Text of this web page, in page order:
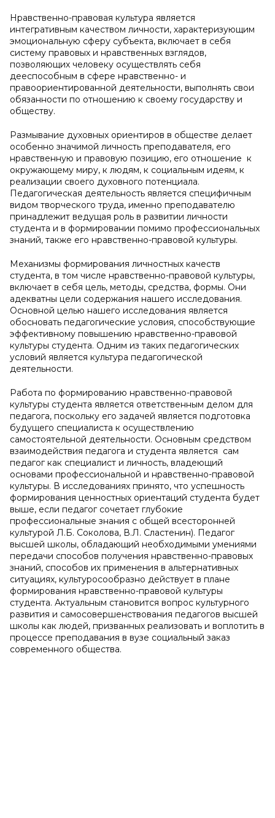
Нравственно-правовая культура является
интегративным качеством личности, характеризующим
эмоциональную сферу субъекта, включает в себя
систему правовых и нравственных взглядов,
позволяющих человеку осуществлять себя
дееспособным в сфере нравственно- и
правоориентированной деятельности, выполнять свои
обязанности по отношению к своему государству и
обществу.
Размывание духовных ориентиров в обществе делает
особенно значимой личность преподавателя, его
нравственную и правовую позицию, его отношение к
окружающему миру, к людям, к социальным идеям, к
реализации своего духовного потенциала.
Педагогическая деятельность является специфичным
видом творческого труда, именно преподавателю
принадлежит ведущая роль в развитии личности
студента и в формировании помимо профессиональных
знаний, также его нравственно-правовой культуры.
Механизмы формирования личностных качеств
студента, в том числе нравственно-правовой культуры,
включает в себя цель, методы, средства, формы. Они
адекватны цели содержания нашего исследования.
Основной целью нашего исследования является
обосновать педагогические условия, способствующие
эффективному повышению нравственно-правовой
культуры студента. Одним из таких педагогических
условий является культура педагогической
деятельности.
Работа по формированию нравственно-правовой
культуры студента является ответственным делом для
педагога, поскольку его задачей является подготовка
будущего специалиста к осуществлению
самостоятельной деятельности. Основным средством
взаимодействия педагога и студента является сам
педагог как специалист и личность, владеющий
основами профессиональной и нравственно-правовой
культуры. В исследованиях принято, что успешность
формирования ценностных ориентаций студента будет
выше, если педагог сочетает глубокие
профессиональные знания с общей всесторонней
культурой Л.Б. Соколова, В.Л. Сластенин). Педагог
высшей школы, обладающий необходимыми умениями
передачи способов получения нравственно-правовых
знаний, способов их применения в альтернативных
ситуациях, культуросообразно действует в плане
формирования нравственно-правовой культуры
студента. Актуальным становится вопрос культурного
развития и самосовершенствования педагогов высшей
школы как людей, призванных реализовать и воплотить в
процессе преподавания в вузе социальный заказ
современного общества.